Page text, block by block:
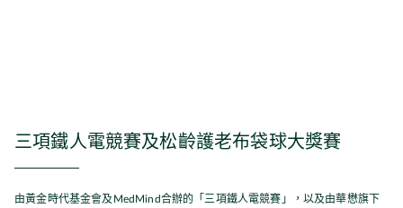
三項鐵人電競賽及松齡護老布袋球大獎賽
由黃金時代基金會及MedMind合辦的「三項鐵人電競賽」，以及由華懋旗下